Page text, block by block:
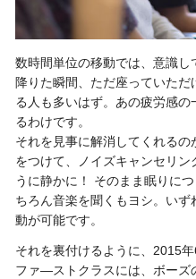
数時間単位の移動では、意識し
降りた瞬間、ただ座っていた
る人も多いはず。あの疲労感
るわけです。
それを見事に解消してくれる
をつけて、ノイズキャンセリ
うに静かに！ そのまま眠りに
ちろん音楽を聞くもヨシ。い
動が可能です。
それを裏付けるように、2015
ファ―ストクラスには、ボーズ